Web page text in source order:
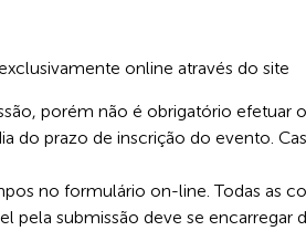
online através do site
porém não é obrigatório
do prazo de inscrição do evento.
no formulário on-line. Todas as
pela submissão deve se encarregar